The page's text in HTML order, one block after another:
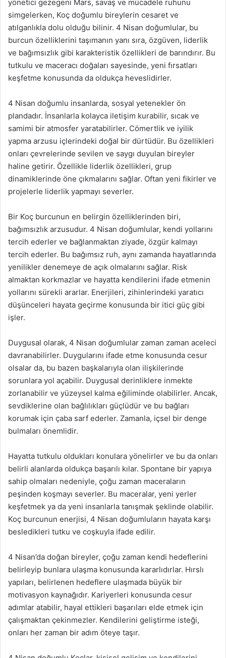
yönetici gezegeni Mars, savaş ve mücadele ruhunu
simgelerken, Koç doğumlu bireylerin cesaret ve
atılganlıkla dolu olduğu bilinir. 4 Nisan doğumlular, bu
burcun özelliklerini taşımanın yanı sıra, özgüven, liderlik
ve bağımsızlık gibi karakteristik özellikleri de barındırır. Bu
tutkulu ve maceracı doğaları sayesinde, yeni fırsatları
keşfetme konusunda da oldukça heveslidirler.
4 Nisan doğumlu insanlarda, sosyal yetenekler ön
plandadır. İnsanlarla kolayca iletişim kurabilir, sıcak ve
samimi bir atmosfer yaratabilirler. Cömertlik ve iyilik
yapma arzusu içlerindeki doğal bir dürtüdür. Bu özellikleri
onları çevrelerinde sevilen ve saygı duyulan bireyler
haline getirir. Özellikle liderlik özellikleri, grup
dinamiklerinde öne çıkmalarını sağlar. Oftan yeni fikirler ve
projelerle liderlik yapmayı severler.
Bir Koç burcunun en belirgin özelliklerinden biri,
bağımsızlık arzusudur. 4 Nisan doğumlular, kendi yollarını
tercih ederler ve bağlanmaktan ziyade, özgür kalmayı
tercih ederler. Bu bağımsız ruh, aynı zamanda hayatlarında
yenilikler denemeye de açık olmalarını sağlar. Risk
almaktan korkmazlar ve hayatta kendilerini ifade etmenin
yollarını sürekli ararlar. Enerjileri, zihinlerindeki yaratıcı
düşünceleri hayata geçirme konusunda bir itici güç gibi
işler.
Duygusal olarak, 4 Nisan doğumlular zaman zaman aceleci
davranabilirler. Duygularını ifade etme konusunda cesur
olsalar da, bu bazen başkalarıyla olan ilişkilerinde
sorunlara yol açabilir. Duygusal derinliklere inmekte
zorlanabilir ve yüzeysel kalma eğiliminde olabilirler. Ancak,
sevdiklerine olan bağlılıkları güçlüdür ve bu bağları
korumak için çaba sarf ederler. Zamanla, içsel bir denge
bulmaları önemlidir.
Hayatta tutkulu oldukları konulara yönelirler ve bu da onları
belirli alanlarda oldukça başarılı kılar. Spontane bir yapıya
sahip olmaları nedeniyle, çoğu zaman maceraların
peşinden koşmayı severler. Bu maceralar, yeni yerler
keşfetmek ya da yeni insanlarla tanışmak şeklinde olabilir.
Koç burcunun enerjisi, 4 Nisan doğumluların hayata karşı
besledikleri tutku ve coşkuyla ifade edilir.
4 Nisan’da doğan bireyler, çoğu zaman kendi hedeflerini
belirleyip bunlara ulaşma konusunda kararlıdırlar. Hırslı
yapıları, belirlenen hedeflere ulaşmada büyük bir
motivasyon kaynağıdır. Kariyerleri konusunda cesur
adımlar atabilir, hayal ettikleri başarıları elde etmek için
çalışmaktan çekinmezler. Kendilerini geliştirme isteği,
onları her zaman bir adım öteye taşır.